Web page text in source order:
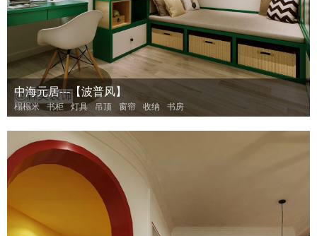
中海元居---【波普风】
榻榻米 书柜 灯具 吊顶 窗帘 收纳 书房